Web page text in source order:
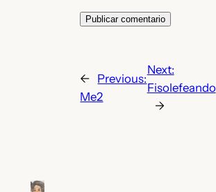
← Previous:
Me2
Next:
Fisolefeando
→